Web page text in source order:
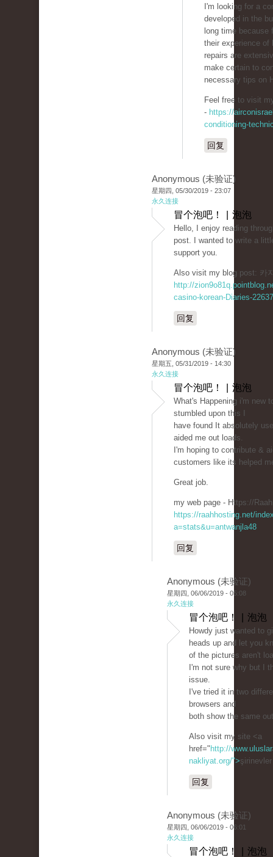
I'm looking for a
developed in the
long time because
their experience of
repairs are
make certain to
necessary tips on
- https://
conditioning-
回复
Anonymous (未验证)
星期四, 05/30/2019 - 23:07
永久连接
冒个泡吧！ | 泡泡
Hello, I enjoy reading
post. I wanted to write a
support you.
Also visit my blog post: 카
http://
casino-korean-Diaries-
回复
Anonymous (未验证)
星期五, 05/31/2019 - 14:30
永久连接
冒个泡吧！ | 泡泡
What's Happening i'm new
stumbled upon this I
have found It absolutely
aided me out loads.
I'm hoping to contribute &
customers like its helped
Great job.
my web page - Https://
https://raahhosting.net/
a=stats&u=antwanjla48
回复
Anonymous (未验证)
星期四, 06/06/2019 - 05:08
永久连接
冒个泡吧！ | 泡泡
Howdy just wanted to
heads up and let you
of the pictures aren't
I'm not sure why but I
issue.
I've tried it in two
browsers and
both show the same
Also visit my site <a
href=" http://
nakliyat.org/">
回复
Anonymous (未验证)
星期四, 06/06/2019 - 06:01
永久连接
冒个泡吧！ | 泡泡